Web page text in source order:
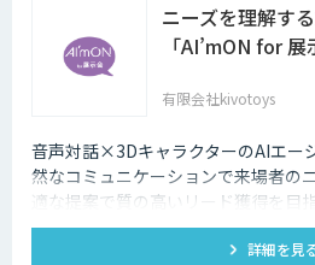
ニーズを理解す
「AI’mON for 展
有限会社kivotoys
音声対話×3DキャラクターのAIエー
然なコミュニケーションで来場者の
適な提案で質の高いリード獲得を目
タッフとして、人件費削減も実現。
示会後の追客も確実な成果へ。詳細を見